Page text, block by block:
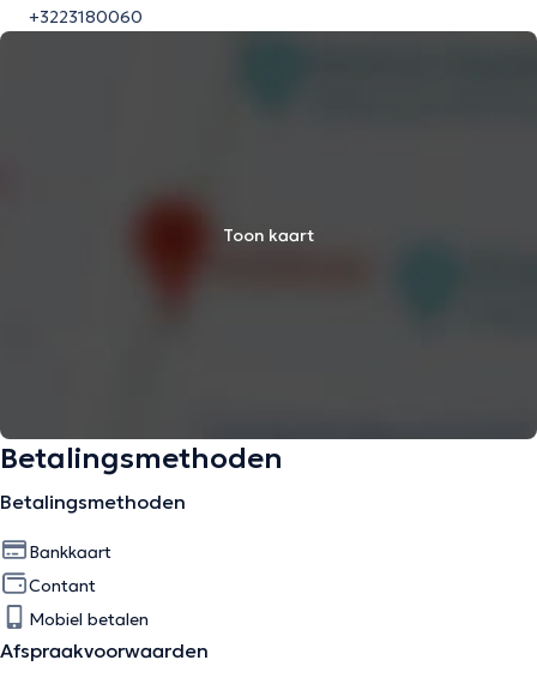
+3223180060
Toon kaart
Betalingsmethoden
Betalingsmethoden
Bankkaart
Contant
Mobiel betalen
Afspraakvoorwaarden